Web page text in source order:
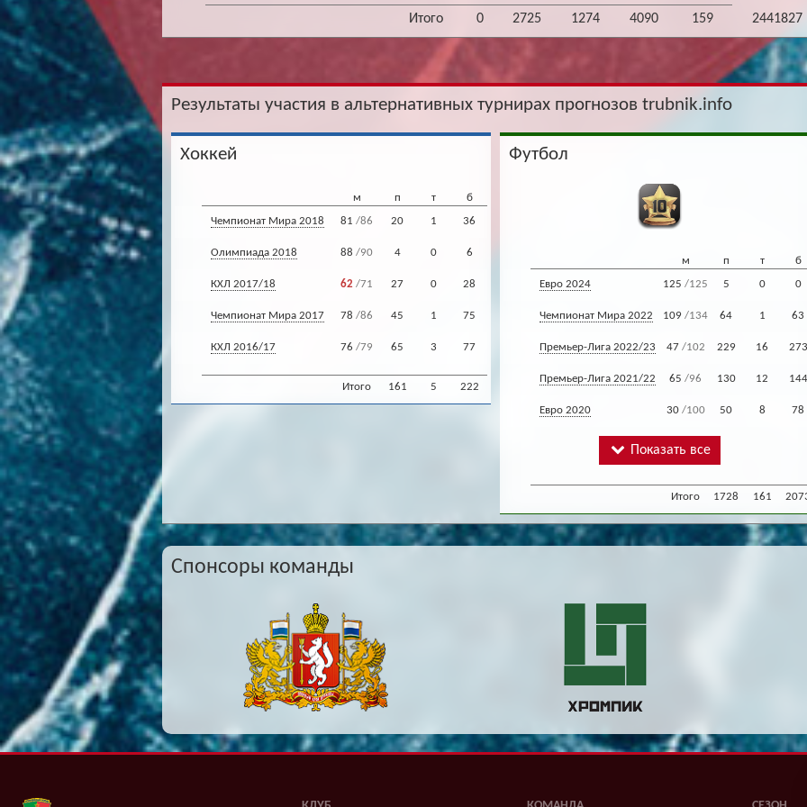
Итого 0 2725 1274 4090 159 2441827
Результаты участия в альтернативных турнирах прогнозов trubnik.info
Хоккей
м п т
б
Чемпионат Мира 2018
81 /86 20 1 36
Олимпиада 2018 88 /90 4 0 6
КХЛ 2017/18 62 /71 27 0 28
Чемпионат Мира 2017 78 /86 45 1 75
КХЛ 2016/17 76 /79 65 3 77
Итого 161 5 222
Футбол
м п т
б
Евро 2024
125 /125 5 0 0
Чемпионат Мира 2022 109 /134 64 1 63
Премьер-Лига 2022/23 47/102 229 16 273
Премьер-Лига 2021/22 65 /96 130 12 144
Евро 2020 30/100 50 8 78
Показать все
Итого 1728 161
Спонсоры команды